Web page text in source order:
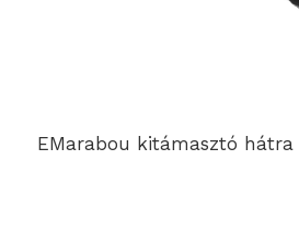
EMarabou kitámasztó hátra